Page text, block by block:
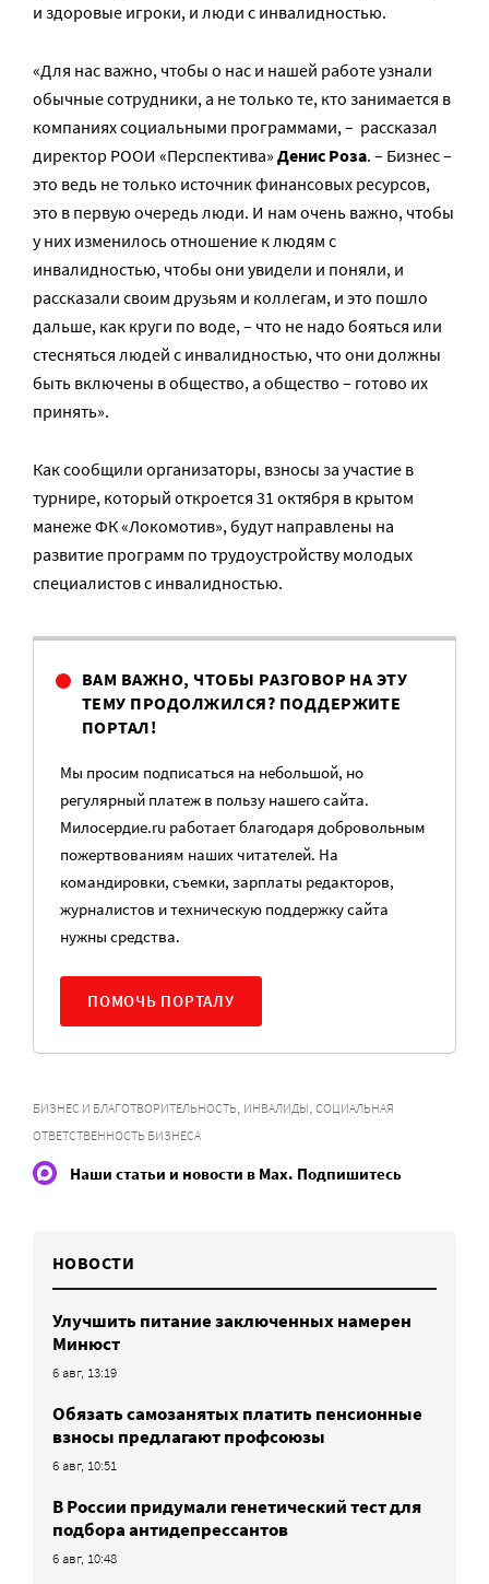
и здоровые игроки, и люди с инвалидностью.
«Для нас важно, чтобы о нас и нашей работе узнали
обычные сотрудники, а не только те, кто занимается в
компаниях социальными программами, – рассказал
директор РООИ «Перспектива» Денис Роза. – Бизнес –
это ведь не только источник финансовых ресурсов,
это в первую очередь люди. И нам очень важно, чтобы
у них изменилось отношение к людям с
инвалидностью, чтобы они увидели и поняли, и
рассказали своим друзьям и коллегам, и это пошло
дальше, как круги по воде, – что не надо бояться или
стесняться людей с инвалидностью, что они должны
быть включены в общество, а общество – готово их
принять».
Как сообщили организаторы, взносы за участие в
турнире, который откроется 31 октября в крытом
манеже ФК «Локомотив», будут направлены на
развитие программ по трудоустройству молодых
специалистов с инвалидностью.
ВАМ ВАЖНО, ЧТОБЫ РАЗГОВОР НА ЭТУ
ТЕМУ ПРОДОЛЖИЛСЯ? ПОДДЕРЖИТЕ
ПОРТАЛ!
Мы просим подписаться на небольшой, но
регулярный платеж в пользу нашего сайта.
Милосердие.ru работает благодаря добровольным
пожертвованиям наших читателей. На
командировки, съемки, зарплаты редакторов,
журналистов и техническую поддержку сайта
нужны средства.
ПОМОЧЬ ПОРТАЛУ
БИЗНЕС И БЛАГОТВОРИТЕЛЬНОСТЬ, ИНВАЛИДЫ, СОЦИАЛЬНАЯ
ОТВЕТСТВЕННОСТЬ БИЗНЕСА
Наши статьи и новости в Max. Подпишитесь
НОВОСТИ
Улучшить питание заключенных намерен
Минюст
6 авг, 13:19
Обязать самозанятых платить пенсионные
взносы предлагают профсоюзы
6 авг, 10:51
В России придумали генетический тест для
подбора антидепрессантов
6 авг, 10:48